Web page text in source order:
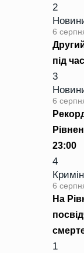
2
6
під
3
6
23:00
4
6
На
1